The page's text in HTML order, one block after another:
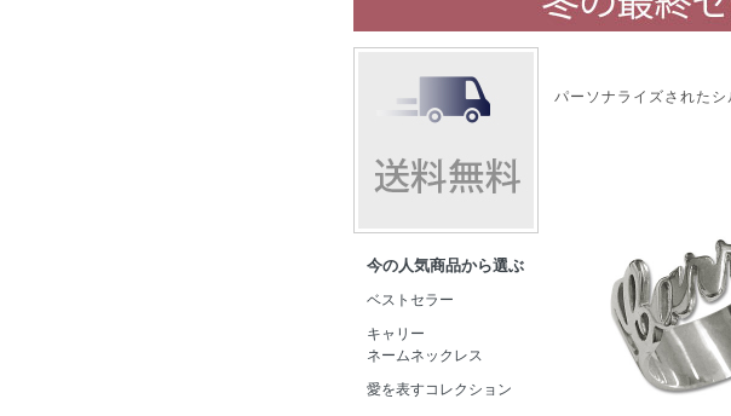
ネームネックレス
プチネームネックレス
愛のブレスレット
イニシャルジュエリー
誕生石コレクション
バーネックレスコレクション
ディスクとサークルのコレクション
メンズ
ギフトコレクション
今の人気商品から選ぶ
ベストセラー
キャリー
ネームネックレス
愛を表すコレクション
パーソナライズされた